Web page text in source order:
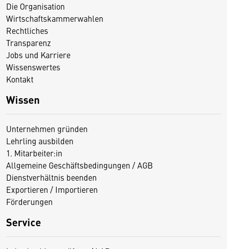
Die Organisation
Wirtschaftskammerwahlen
Rechtliches
Transparenz
Jobs und Karriere
Wissenswertes
Kontakt
Wissen
Unternehmen gründen
Lehrling ausbilden
1. Mitarbeiter:in
Allgemeine Geschäftsbedingungen / AGB
Dienstverhältnis beenden
Exportieren / Importieren
Förderungen
Service